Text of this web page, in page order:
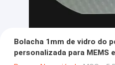
Bolacha 1mm de vidro do
personalizada para MEMS